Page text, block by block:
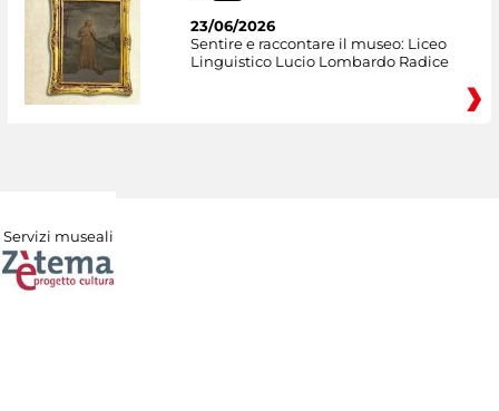
23/06/2026
Sentire e raccontare il museo: Liceo
Linguistico Lucio Lombardo Radice
Servizi museali